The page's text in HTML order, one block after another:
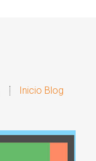
Inicio Blog